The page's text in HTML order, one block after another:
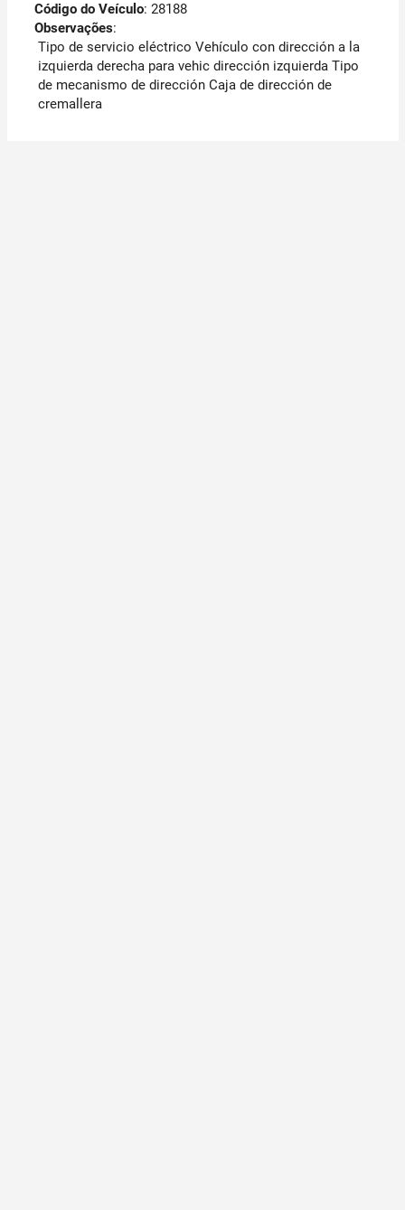
Código do Veículo: 28188
Observações:
Tipo de servicio eléctrico Vehículo con dirección a la
izquierda derecha para vehic dirección izquierda Tipo
de mecanismo de dirección Caja de dirección de
cremallera